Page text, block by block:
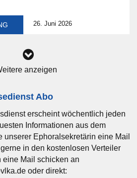
26. Juni 2026
anzeigen
Abo
erscheint wöchentlich jeden
Informationen aus dem
unserer Ephoralsekretärin eine Mail
in den kostenlosen Verteiler
eine Mail schicken an
oder direkt: